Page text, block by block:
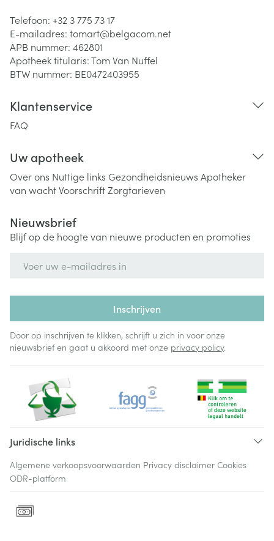
Telefoon: +32 3 775 73 17
E-mailadres: tomart@belgacom.net
APB nummer: 462801
Apotheek titularis:Tom Van Nuffel
BTW nummer: BE0472403955
Klantenservice
FAQ
Uw apotheek
Over ons Nuttige links Gezondheidsnieuws Apotheker
van wachtVoorschriftZorgtarieven
Nieuwsbrief
Blijf op de hoogte van nieuwe producten en promoties
Inschrijven
Door op inschrijven te klikken, schrijft u zich in voor onze
nieuwsbrief en gaat u akkoord met onze privacy policy.
Juridische links
Algemene verkoopsvoorwaarden Privacy disclaimer Cookies
ODR-platform